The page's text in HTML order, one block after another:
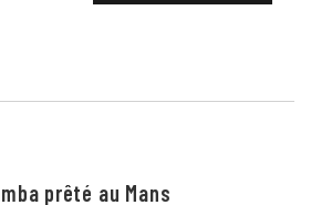
prêté au Mans